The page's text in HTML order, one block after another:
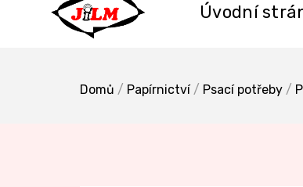
Úvodní
Domů / Papírnictví/ Psací potřeby /